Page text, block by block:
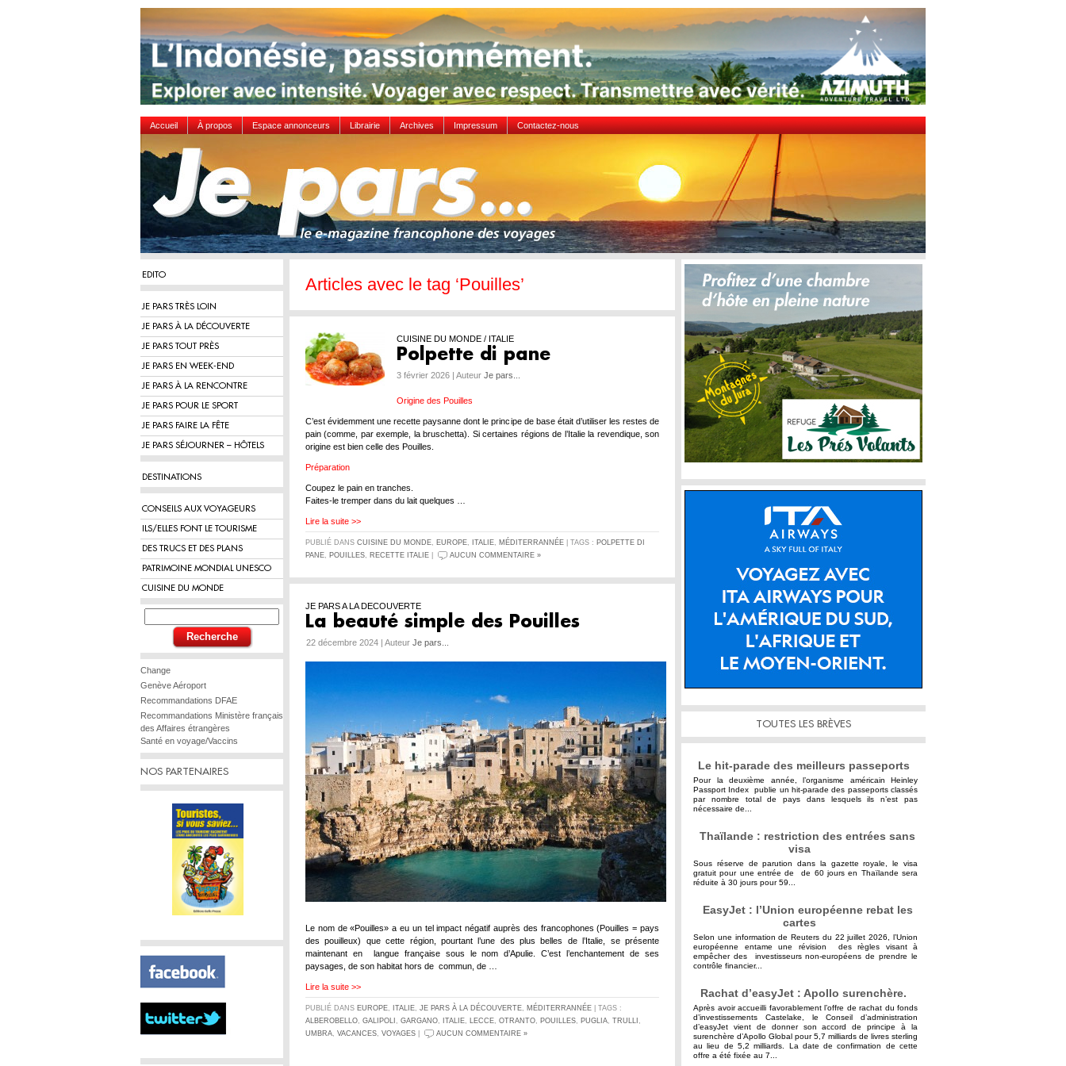
Accueil À propos Espace annonceurs Librairie Archives Impressum Contactez-nous
EDITO
JE PARS TRÈS LOIN
JE PARS À LA DÉCOUVERTE
JE PARS TOUT PRÈS
JE PARS EN WEEK-END
JE PARS À LA RENCONTRE
JE PARS POUR LE SPORT
JE PARS FAIRE LA FÊTE
JE PARS SÉJOURNER – HÔTELS
DESTINATIONS
CONSEILS AUX VOYAGEURS
ILS/ELLES FONT LE TOURISME
DES TRUCS ET DES PLANS
PATRIMOINE MONDIAL UNESCO
CUISINE DU MONDE
Change
Genève Aéroport
Recommandations DFAE
Recommandations Ministère français
des Affaires étrangères
Santé en voyage/Vaccins
NOS PARTENAIRES
Articles avec le tag ‘Pouilles’
CUISINE DU MONDE / ITALIE
Polpette di pane
3 février 2026 | Auteur Je pars...
Origine des Pouilles
C’est évidemment une recette paysanne dont le principe de base était d’utiliser les restes de
pain (comme, par exemple, la bruschetta). Si certaines régions de l’Italie la revendique, son
origine est bien celle des Pouilles.
Préparation
Coupez le pain en tranches.
Faites-le tremper dans du lait quelques …
Lire la suite >>
PUBLIÉ DANS CUISINE DU MONDE, EUROPE, ITALIE, MÉDITERRANNÉE | TAGS : POLPETTE DI
PANE, POUILLES, RECETTE ITALIE AUCUN COMMENTAIRE »
JE PARS A LA DECOUVERTE
La beauté simple des Pouilles
22 décembre 2024 | Auteur Je pars...
Le nom de «Pouilles» a eu un tel impact négatif auprès des francophones (Pouilles = pays
des pouilleux) que cette région, pourtant l’une des plus belles de l’Italie, se présente
maintenant en langue française sous le nom d’Apulie. C’est l’enchantement de ses
paysages, de son habitat hors de commun, de …
Lire la suite >>
PUBLIÉ DANS EUROPE, ITALIE, JE PARS À LA DÉCOUVERTE, MÉDITERRANNÉE | TAGS :
ALBEROBELLO, GALIPOLI , GARGANO, ITALIE, LECCE, OTRANTO, POUILLES, PUGLIA, TRULLI ,
UMBRA, VACANCES, VOYAGES AUCUN COMMENTAIRE »
TOUTES LES BRÈVES
Le hit-parade des meilleurs passeports
Pour la deuxième année, l’organisme américain Heinley
Passport Index publie un hit-parade des passeports classés
par nombre total de pays dans lesquels ils n’est pas
nécessaire de...
Thaïlande : restriction des entrées sans
visa
Sous réserve de parution dans la gazette royale, le visa
gratuit pour une entrée de de 60 jours en Thaïlande sera
réduite à 30 jours pour 59...
EasyJet : l’Union européenne rebat les
cartes
Selon une information de Reuters du 22 juillet 2026, l’Union
européenne entame une révision des règles visant à
empêcher des investisseurs non-européens de prendre le
contrôle financier...
Rachat d’easyJet : Apollo surenchère.
Après avoir accueilli favorablement l’offre de rachat du fonds
d’investissements Castelake, le Conseil d’administration
d’easyJet vient de donner son accord de principe à la
surenchère d’Apollo Global pour 5,7 milliards de livres sterling
au lieu de 5,2 milliards. La date de confirmation de cette
offre a été fixée au 7...